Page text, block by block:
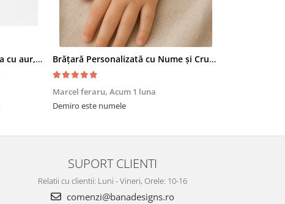
Bratara personalizata, placata cu aur, gravata cu nume pe banut, cu inchidere reglabila GPslide2 Brățară Personalizată cu Nume și Cruciuță, Inox Aur IP, Macrame
Marcel feraru, Acum 1 luna
Demiro este numele
SUPORT CLIENTI
Relatii cu clientii: Luni - Vineri, Orele: 10-16
comenzi@banadesigns.ro